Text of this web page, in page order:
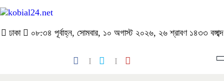
ঢাকা ০৮:৩৪ পূর্বাহ্ন, সোমবার, ১০ অগাস্ট ২০২৬, ২৬ শ্রাবণ ১৪৩৩ বঙ্গাব্দ